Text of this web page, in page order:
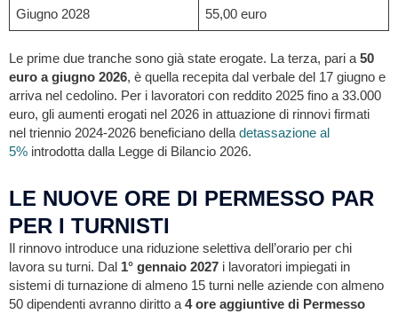
Giugno 2028 55,00 euro
Le prime due tranche sono già state erogate. La terza, pari a50
euro a giugno 2026, è quella recepita dal verbale del 17 giugno e
arriva nel cedolino. Per i lavoratori con reddito 2025 fino a 33.000
euro, gli aumenti erogati nel 2026 in attuazione di rinnovi firmati
nel triennio 2024-2026 beneficiano delladetassazione al
5% introdotta dalla Legge di Bilancio 2026.
LE NUOVE ORE DI PERMESSO PAR
PER I TURNISTI
Il rinnovo introduce una riduzione selettiva dell’orario per chi
lavora su turni. Dal 1° gennaio 2027 i lavoratori impiegati in
sistemi di turnazione di almeno 15 turni nelle aziende con almeno
50 dipendenti avranno diritto a 4 ore aggiuntive di Permesso